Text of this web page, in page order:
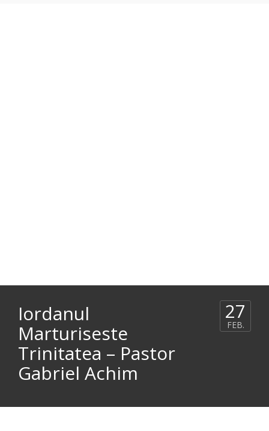
Iordanul
Marturiseste
Trinitatea – Pastor
Gabriel Achim
27
FEB.